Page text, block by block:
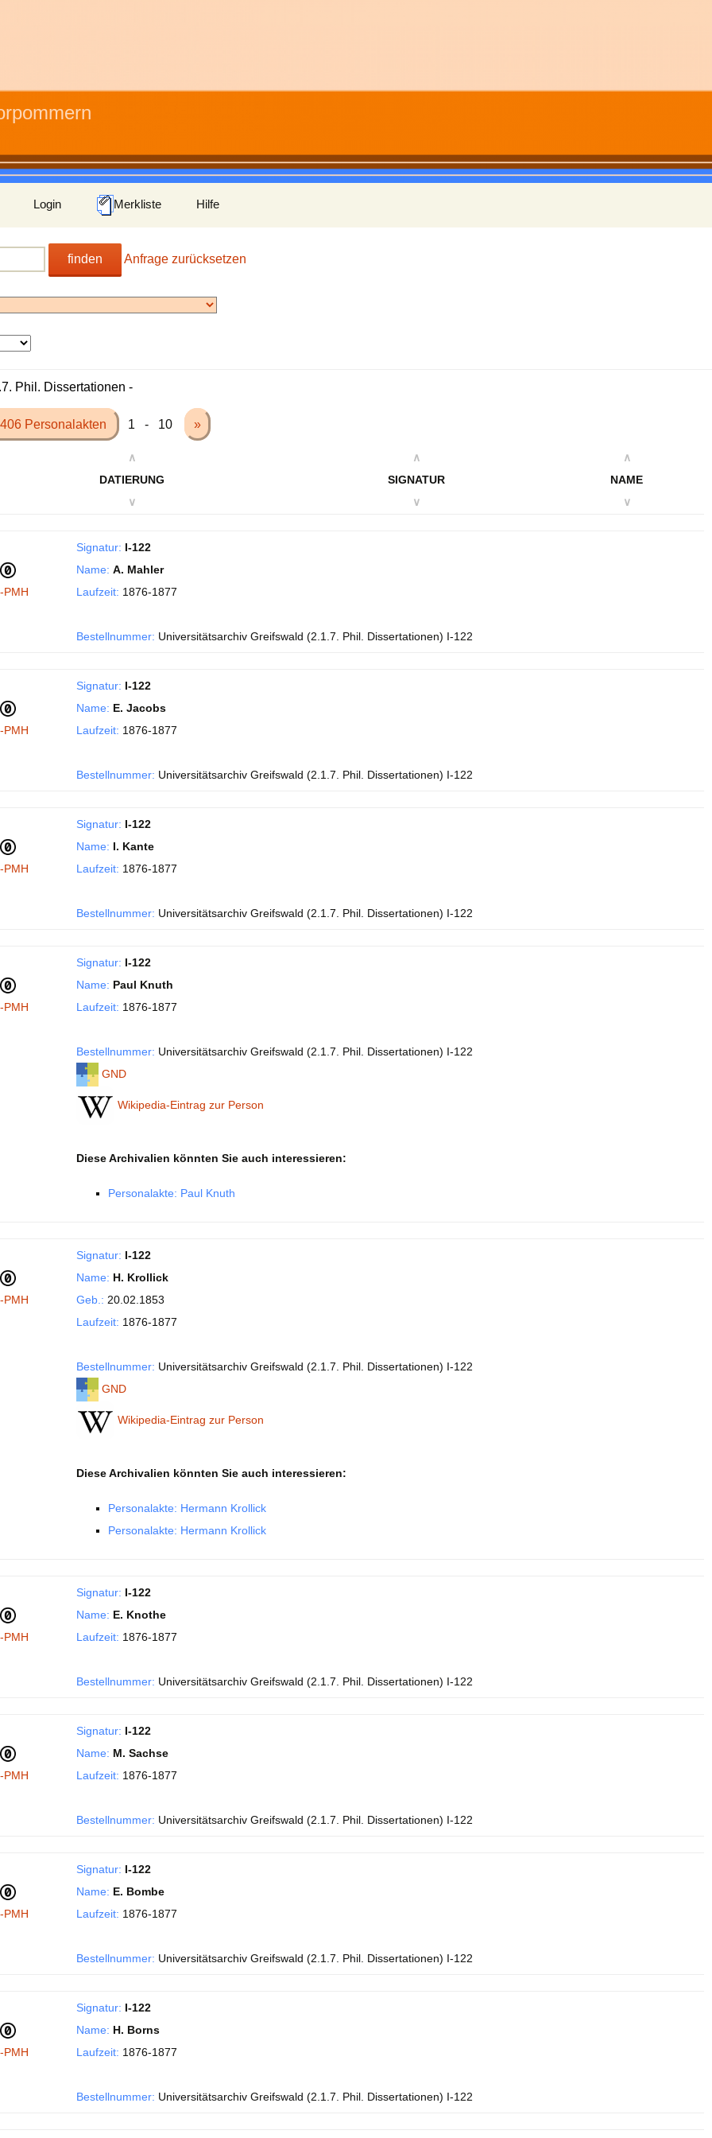
Login Merkliste Hilfe
finden Anfrage zurücksetzen
Phil. Dissertationen -
Personalakten 1 - 10 »
∧
DATIERUNG
∨
∧
SIGNATUR
∨
∧
NAME
∨
PMH
Signatur: I-122
Name: A. Mahler
Laufzeit: 1876-1877
Bestellnummer: Universitätsarchiv Greifswald (2.1.7. Phil. Dissertationen) I-122
PMH
Signatur: I-122
Name: E. Jacobs
Laufzeit: 1876-1877
Bestellnummer: Universitätsarchiv Greifswald (2.1.7. Phil. Dissertationen) I-122
PMH
Signatur: I-122
Name: I. Kante
Laufzeit: 1876-1877
Bestellnummer: Universitätsarchiv Greifswald (2.1.7. Phil. Dissertationen) I-122
PMH
Signatur: I-122
Name: Paul Knuth
Laufzeit: 1876-1877
Bestellnummer: Universitätsarchiv Greifswald (2.1.7. Phil. Dissertationen) I-122
GND
Wikipedia-Eintrag zur Person
Diese Archivalien könnten Sie auch interessieren:
Personalakte: Paul Knuth
PMH
Signatur: I-122
Name: H. Krollick
Geb.: 20.02.1853
Laufzeit: 1876-1877
Bestellnummer: Universitätsarchiv Greifswald (2.1.7. Phil. Dissertationen) I-122
GND
Wikipedia-Eintrag zur Person
Diese Archivalien könnten Sie auch interessieren:
Personalakte: Hermann Krollick
Personalakte: Hermann Krollick
PMH
Signatur: I-122
Name: E. Knothe
Laufzeit: 1876-1877
Bestellnummer: Universitätsarchiv Greifswald (2.1.7. Phil. Dissertationen) I-122
PMH
Signatur: I-122
Name: M. Sachse
Laufzeit: 1876-1877
Bestellnummer: Universitätsarchiv Greifswald (2.1.7. Phil. Dissertationen) I-122
PMH
Signatur: I-122
Name: E. Bombe
Laufzeit: 1876-1877
Bestellnummer: Universitätsarchiv Greifswald (2.1.7. Phil. Dissertationen) I-122
PMH
Signatur: I-122
Name: H. Borns
Laufzeit: 1876-1877
Bestellnummer: Universitätsarchiv Greifswald (2.1.7. Phil. Dissertationen) I-122